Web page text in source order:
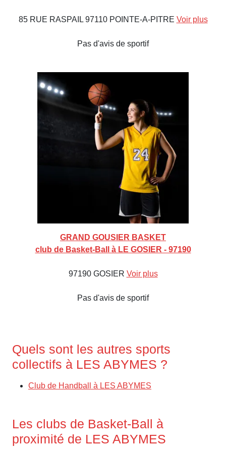
85 RUE RASPAIL 97110 POINTE-A-PITRE Voir plus
Pas d'avis de sportif
GRAND GOUSIER BASKET
club de Basket-Ball à LE GOSIER - 97190
97190 GOSIER Voir plus
Pas d'avis de sportif
Quels sont les autres sports
collectifs à LES ABYMES ?
Club de Handball à LES ABYMES
Les clubs de Basket-Ball à
proximité de LES ABYMES